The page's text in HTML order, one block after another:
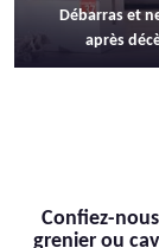
Débarras et
après
Confiez-
grenier ou